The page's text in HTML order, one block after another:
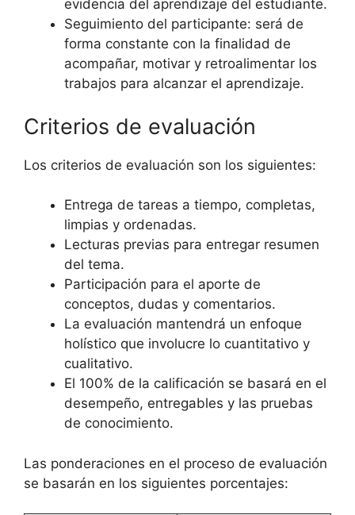
evidencia del aprendizaje del estudiante.
Seguimiento del participante: será de
forma constante con la finalidad de
acompañar, motivar y retroalimentar los
trabajos para alcanzar el aprendizaje.
Criterios de evaluación
Los criterios de evaluación son los siguientes:
Entrega de tareas a tiempo, completas,
limpias y ordenadas.
Lecturas previas para entregar resumen
del tema.
Participación para el aporte de
conceptos, dudas y comentarios.
La evaluación mantendrá un enfoque
holístico que involucre lo cuantitativo y
cualitativo.
El 100% de la calificación se basará en el
desempeño, entregables y las pruebas
de conocimiento.
Las ponderaciones en el proceso de evaluación
se basarán en los siguientes porcentajes: